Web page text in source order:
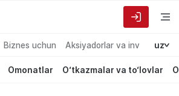
Biznes uchun Aksiyadorlar va investorlarga
uz
Omonatlar O‘tkazmalar va to‘lovlar